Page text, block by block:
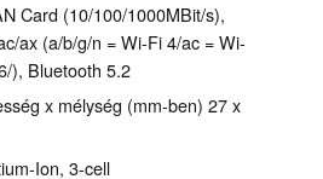
Card (10/100/1000MBit/s),
ax (a/b/g/n = Wi-Fi 4/ac = Wi-
), Bluetooth 5.2
x mélység (mm-ben) 27 x
Ion, 3-cell